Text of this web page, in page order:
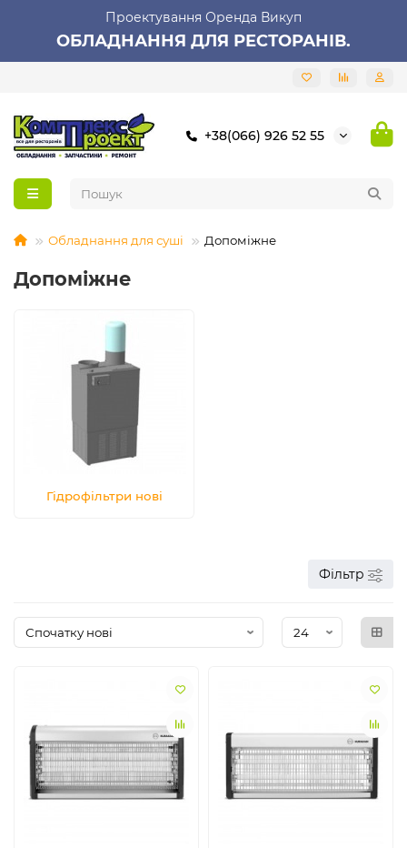
Проектування Оренда Викуп
ОБЛАДНАННЯ ДЛЯ РЕСТОРАНІВ.
+38(066) 926 52 55
Обладнання для суші Допоміжне
Допоміжне
Гідрофільтри нові
Фільтр